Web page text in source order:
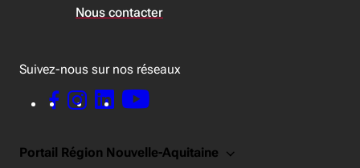
Nous contacter
Suivez-nous sur nos réseaux
FACEBOOK - OUVERTURE DANS UNE NOUVELLE FENÊTRE
INSTAGRAM - OUVERTURE DANS UNE NOUVELLE FENÊTRE
LINKEDIN - OUVERTURE DANS UNE NOUVELLE FENÊTRE
YOUTUBE - OUVERTURE DANS UNE NOUVELLE FENÊTRE
Portail Région Nouvelle-Aquitaine